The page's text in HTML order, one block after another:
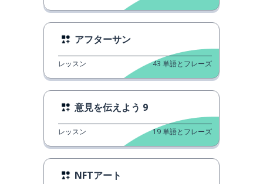
アフターサン
レッスン 43 単語とフレーズ
意見を伝えよう 9
レッスン 19単語とフレーズ
NFTアート